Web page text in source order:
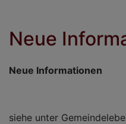
Neue
Neue Informationen
siehe unter